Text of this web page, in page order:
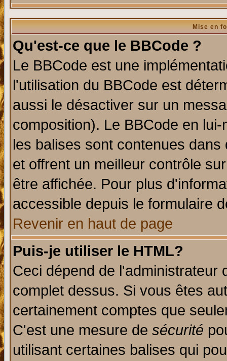
Mise en
Qu'est-ce que le BBCode ?
Le BBCode est une
l'utilisation du BBCode est
aussi le désactiver sur un
composition). Le BBCode en
les balises sont contenues
et offrent un meilleur contrôle
être affichée. Pour plus
accessible depuis le formulaire
Revenir en haut de page
Puis-je utiliser le HTML?
Ceci dépend de l'administrateur
complet dessus. Si vous êtes
certainement comptes que
C'est une mesure de sécurité
utilisant certaines balises qui